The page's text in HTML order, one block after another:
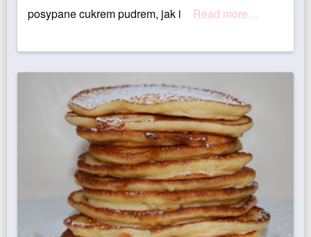
posypane cukrem pudrem, jak i
Read more…